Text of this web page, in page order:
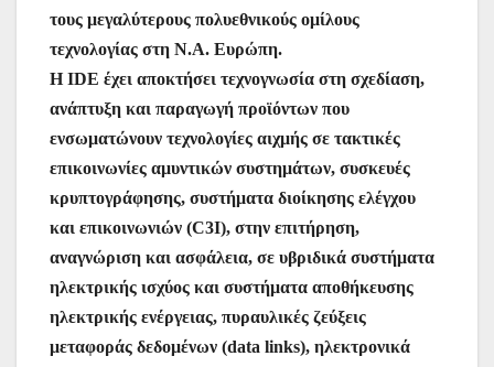
τους μεγαλύτερους πολυεθνικούς ομίλους
τεχνολογίας στη Ν.Α. Ευρώπη.
Η IDE έχει αποκτήσει τεχνογνωσία στη σχεδίαση,
ανάπτυξη και παραγωγή προϊόντων που
ενσωματώνουν τεχνολογίες αιχμής σε τακτικές
επικοινωνίες αμυντικών συστημάτων, συσκευές
κρυπτογράφησης, συστήματα διοίκησης ελέγχου
και επικοινωνιών (C3I), στην επιτήρηση,
αναγνώριση και ασφάλεια, σε υβριδικά συστήματα
ηλεκτρικής ισχύος και συστήματα αποθήκευσης
ηλεκτρικής ενέργειας, πυραυλικές ζεύξεις
μεταφοράς δεδομένων (data links), ηλεκτρονικά